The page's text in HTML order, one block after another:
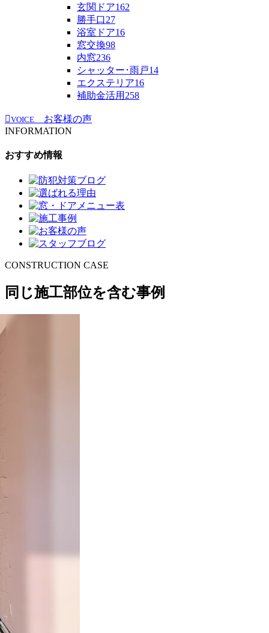
玄関ドア162
勝手口27
浴室ドア16
窓交換98
内窓236
シャッター･雨戸14
エクステリア16
補助金活用 258
VOICE
お客様の声
INFORMATION
おすすめ情報
CONSTRUCTION CASE
同じ施工部位を含む事例